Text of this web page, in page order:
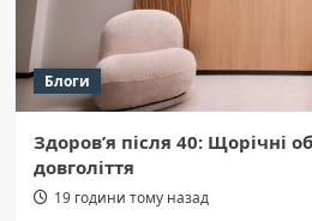
Блоги
Здоров’я після 40: Щорічні
довголіття
19 години тому назад